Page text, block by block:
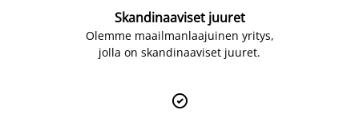
Skandinaaviset juuret
Olemme maailmanlaajuinen yritys,
jolla on skandinaaviset juuret.
